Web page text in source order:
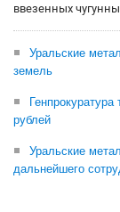
ввезенных
Уральские
земель
рублей
Уральские
дальнейшего